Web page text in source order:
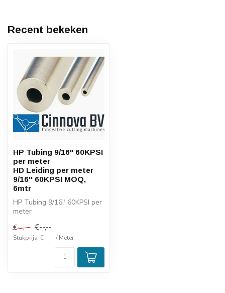
Recent bekeken
HP Tubing 9/16" 60KPSI
per meter
HD Leiding per meter
9/16'' 60KPSI MOQ,
6mtr
HP Tubing 9/16" 60KPSI per
meter
60KPSI MOQ, 6mtr
€--,-- €--,--
Stukprijs: €--,-- / Meter